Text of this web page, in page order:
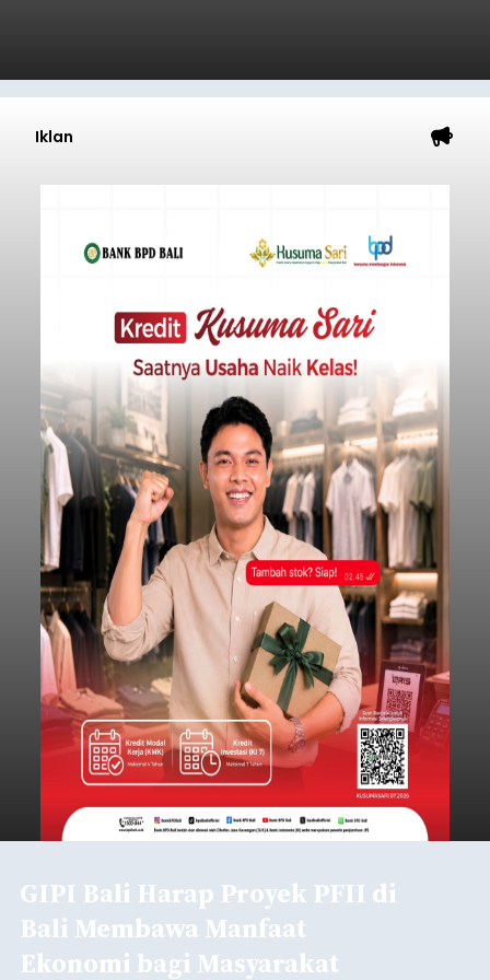
Iklan
GIPI Bali Harap Proyek PFII di
Bali Membawa Manfaat
Ekonomi bagi Masyarakat